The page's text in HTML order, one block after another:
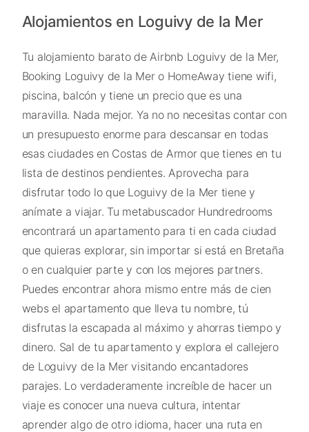
Alojamientos en Loguivy de la Mer
Tu alojamiento barato de Airbnb Loguivy de la Mer,
Booking Loguivy de la Mer o HomeAway tiene wifi,
piscina, balcón y tiene un precio que es una
maravilla. Nada mejor. Ya no no necesitas contar con
un presupuesto enorme para descansar en todas
esas ciudades en Costas de Armor que tienes en tu
lista de destinos pendientes. Aprovecha para
disfrutar todo lo que Loguivy de la Mer tiene y
anímate a viajar. Tu metabuscador Hundredrooms
encontrará un apartamento para ti en cada ciudad
que quieras explorar, sin importar si está en Bretaña
o en cualquier parte y con los mejores partners.
Puedes encontrar ahora mismo entre más de cien
webs el apartamento que lleva tu nombre, tú
disfrutas la escapada al máximo y ahorras tiempo y
dinero. Sal de tu apartamento y explora el callejero
de Loguivy de la Mer visitando encantadores
parajes. Lo verdaderamente increíble de hacer un
viaje es conocer una nueva cultura, intentar
aprender algo de otro idioma, hacer una ruta en